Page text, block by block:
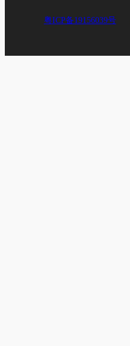
粤ICP备19156039号